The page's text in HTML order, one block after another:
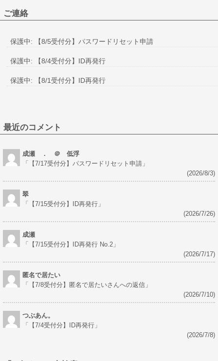
ご連絡
保護中: 【8/5受付分】パスワードリセット申請
保護中: 【8/4受付分】ID再発行
保護中: 【8/1受付分】ID再発行
最近のコメント
成瀬 ． ＠ 低浮
「
【7/17受付分】パスワードリセット申請 」
(2026/8/3)
翠
「
【7/15受付分】ID再発行 」
(2026/7/26)
成瀬
「
【7/15受付分】ID再発行 No.2 」
(2026/7/17)
匿名で居たい
「
【7/8受付分】匿名で居たいさんへの返信 」
(2026/7/10)
つぶあん。
「
【7/4受付分】ID再発行 」
(2026/7/8)